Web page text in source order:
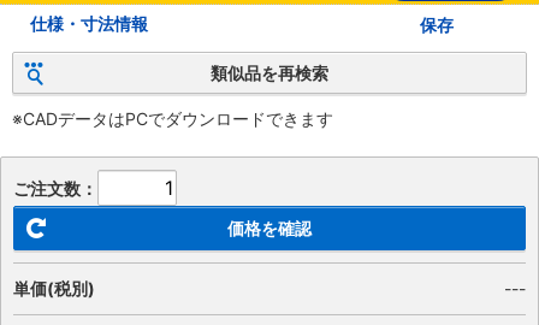
仕様・寸法情報 保存
類似品を再検索
※CADデータはPCでダウンロードできます
ご注文数：
価格を確認
単価(税別) ---